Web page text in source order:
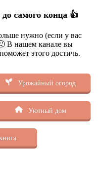
самого конца 👍
нужно (если у вас
В нашем канале вы
этого достичь.
Урожайный огород
Уютный дом